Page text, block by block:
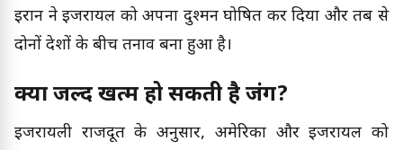
ईरान ने इजरायल को अपना दुश्मन घोषित कर दिया और तब से
दोनों देशों के बीच तनाव बना हुआ है।
क्या जल्द खत्म हो सकती है जंग?
इजरायली राजदूत के अनुसार, अमेरिका और इजरायल को